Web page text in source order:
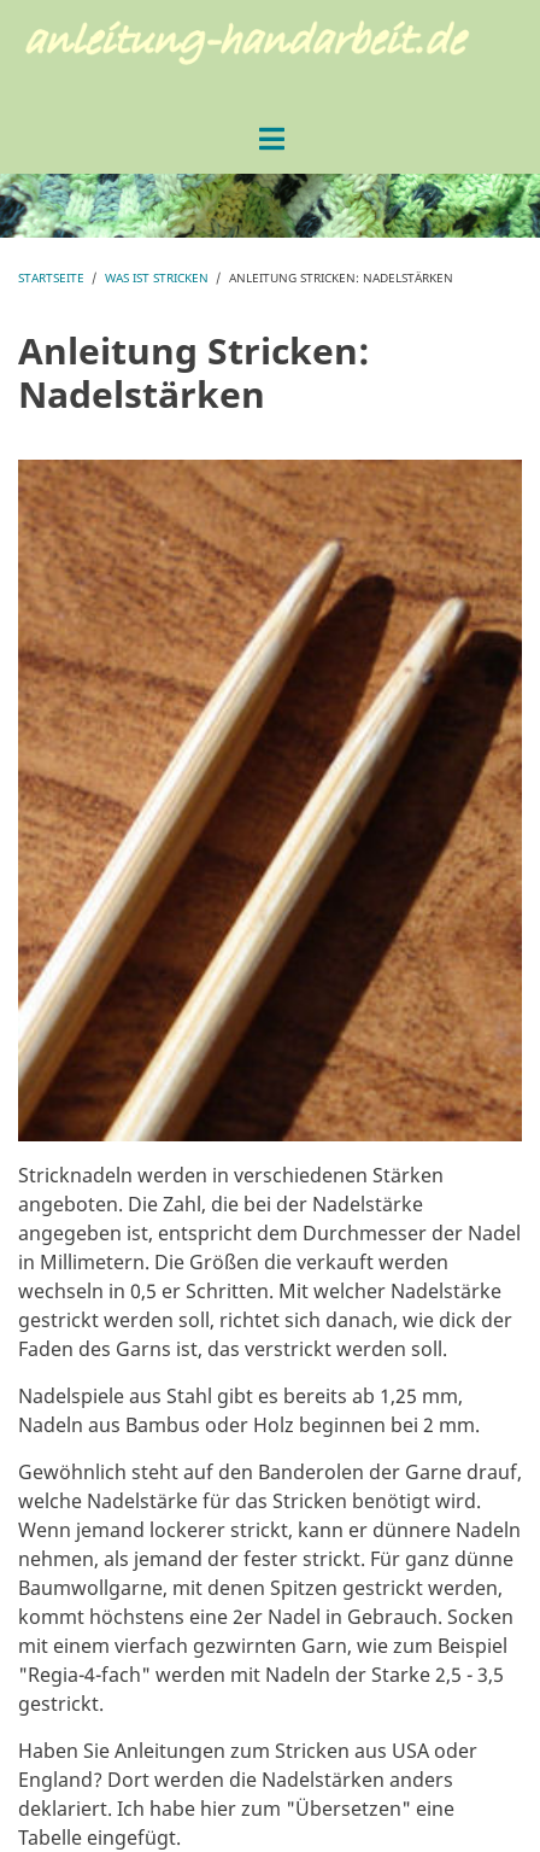
zum
STARTSEITE / WAS IST STRICKEN / ANLEITUNG STRICKEN: NADELSTÄRKEN
Anleitung Stricken:
Nadelstärken
Stricknadeln werden in verschiedenen Stärken
angeboten. Die Zahl, die bei der Nadelstärke
angegeben ist, entspricht dem Durchmesser der Nadel
in Millimetern. Die Größen die verkauft werden
wechseln in 0,5 er Schritten. Mit welcher Nadelstärke
gestrickt werden soll, richtet sich danach, wie dick der
Faden des Garns ist, das verstrickt werden soll.
Nadelspiele aus Stahl gibt es bereits ab 1,25 mm,
Nadeln aus Bambus oder Holz beginnen bei 2 mm.
Gewöhnlich steht auf den Banderolen der Garne drauf,
welche Nadelstärke für das Stricken benötigt wird.
Wenn jemand lockerer strickt, kann er dünnere Nadeln
nehmen, als jemand der fester strickt. Für ganz dünne
Baumwollgarne, mit denen Spitzen gestrickt werden,
kommt höchstens eine 2er Nadel in Gebrauch. Socken
mit einem vierfach gezwirnten Garn, wie zum Beispiel
"Regia-4-fach" werden mit Nadeln der Starke 2,5 - 3,5
gestrickt.
Haben Sie Anleitungen zum Stricken aus USA oder
England? Dort werden die Nadelstärken anders
deklariert. Ich habe hier zum "Übersetzen" eine
Tabelle eingefügt.